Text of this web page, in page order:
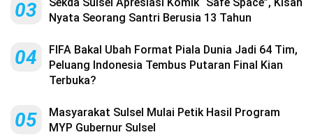
03
Nyata Seorang Santri Berusia 13 Tahun
04
FIFA Bakal Ubah Format Piala Dunia Jadi 64 Tim,
Peluang Indonesia Tembus Putaran Final Kian
Terbuka?
05
Masyarakat Sulsel Mulai Petik Hasil Program
MYP Gubernur Sulsel